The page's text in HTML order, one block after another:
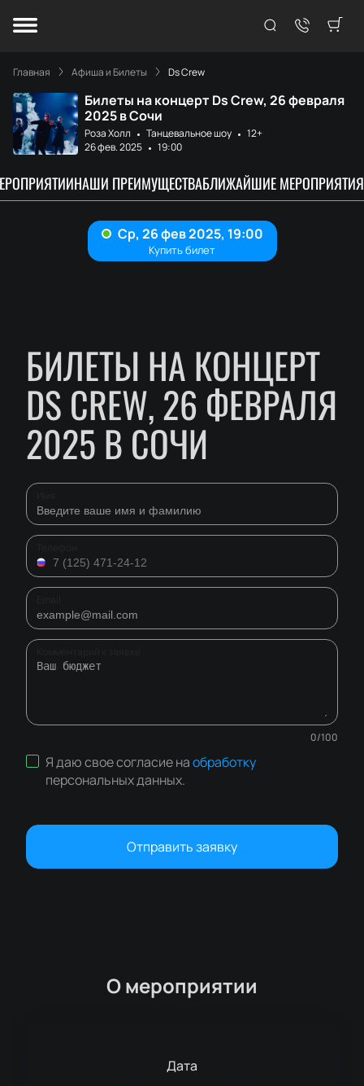
Главная Афиша и Билеты Ds Crew
Билеты на концерт Ds Crew, 26 февраля
2025 в Сочи
Роза Холл Танцевальное шоу
12+
26 фев. 2025
19:00
НАШИ ПРЕИМУЩЕСТВАБЛИЖАЙШИЕ МЕРОПРИЯТИЯ
БИЛЕТЫ НА КОНЦЕРТ
DS CREW, 26 ФЕВРАЛЯ
2025 В СОЧИ
0/100
Я даю свое согласие наобработку
персональных данных.
Отправить заявку
О мероприятии
Дата